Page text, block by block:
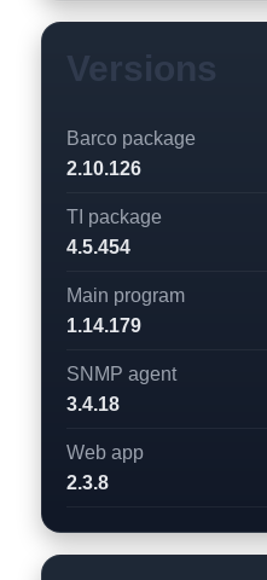
Versions
Barco package
2.10.126
TI package
4.5.454
Main program
1.14.179
SNMP agent
3.4.18
Web app
2.3.8